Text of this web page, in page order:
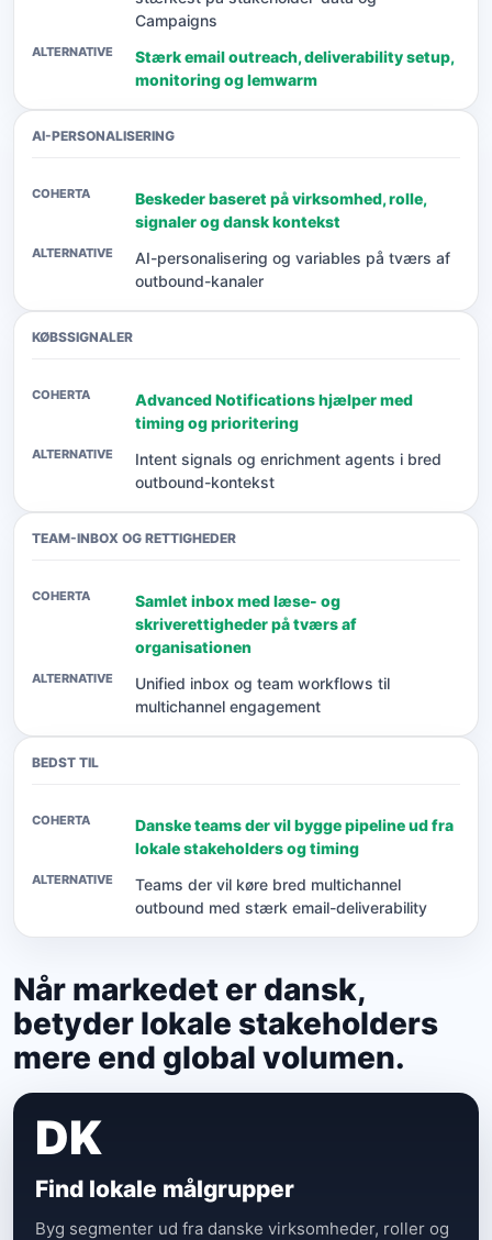
Campaigns
Stærk email outreach, deliverability setup,
monitoring og lemwarm
AI-PERSONALISERING
Beskeder baseret på virksomhed, rolle,
signaler og dansk kontekst
AI-personalisering og variables på tværs af
outbound-kanaler
KØBSSIGNALER
Advanced Notifications hjælper med
timing og prioritering
Intent signals og enrichment agents i bred
outbound-kontekst
TEAM-INBOX OG RETTIGHEDER
Samlet inbox med læse- og
skriverettigheder på tværs af
organisationen
Unified inbox og team workflows til
multichannel engagement
BEDST TIL
Danske teams der vil bygge pipeline ud fra
lokale stakeholders og timing
Teams der vil køre bred multichannel
outbound med stærk email-deliverability
Når markedet er dansk,
betyder lokale stakeholders
mere end global volumen.
DK
Find lokale målgrupper
Byg segmenter ud fra danske virksomheder, roller og